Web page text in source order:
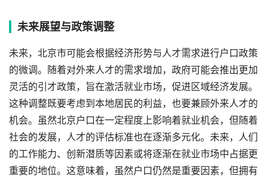
未来展望与政策调整
未来，北京市可能会根据经济形势与人才需求进行户口政策
的微调。随着对外来人才的需求增加，政府可能会推出更加
灵活的引才政策，旨在激活就业市场，促进区域经济发展。
这种调整既要考虑到本地居民的利益，也要兼顾外来人才的
机会。虽然北京户口在一定程度上影响着就业机会，但随着
社会的发展，人才的评估标准也在逐渐多元化。未来，人们
的工作能力、创新潜质等因素或将逐渐在就业市场中占据更
重要的地位。这意味着，虽然户口仍然是重要因素，但拥有